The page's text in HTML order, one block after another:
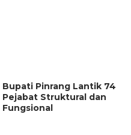
Bupati Pinrang Lantik 74
Pejabat Struktural dan
Fungsional